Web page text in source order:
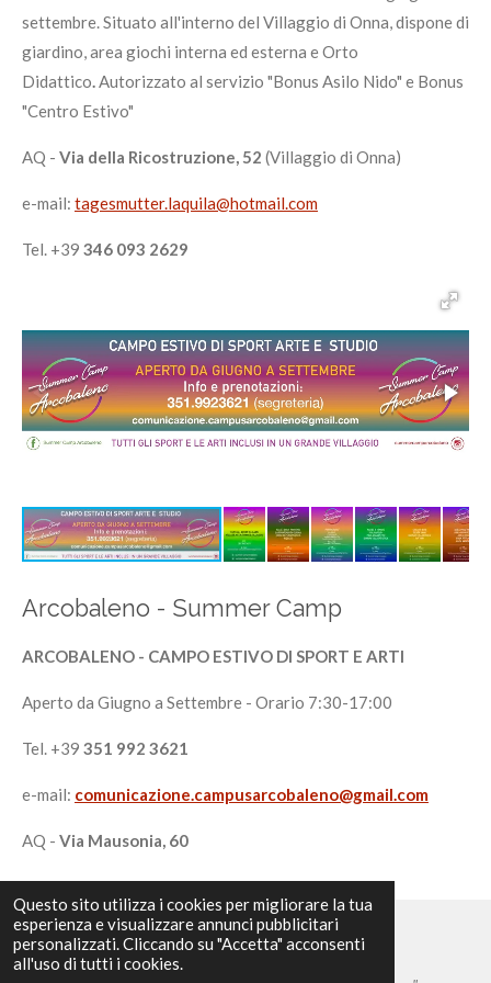
Questo sito utilizza i cookies per migliorare la tua
esperienza e visualizzare annunci pubblicitari
personalizzati. Cliccando su "Accetta" acconsenti
all'uso di tutti i cookies.
u
l
settembre. Situato all'interno del Villaggio di Onna, dispone di
giardino, area giochi interna ed esterna e Orto
Didattico.Autorizzato al servizio "Bonus Asilo Nido" e Bonus
"Centro Estivo"
AQ - Via della Ricostruzione, 52 (Villaggio di Onna)
e-mail: tagesmutter.laquila@hotmail.com
Tel. +39 346 093 2629
Arcobaleno - Summer Camp
ARCOBALENO - CAMPO ESTIVO DI SPORT E ARTI
Aperto da Giugno a Settembre - Orario 7:30-17:00
Tel. +39 351 992 3621
e-mail: comunicazione.campusarcobaleno@gmail.com
AQ - Via Mausonia, 60
Tutti i diritti riservati